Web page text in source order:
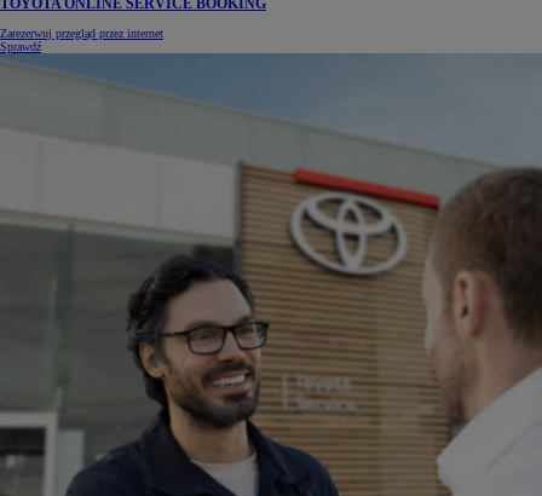
TOYOTA ONLINE SERVICE BOOKING
Zarezerwuj przegląd przez internet
Sprawdź